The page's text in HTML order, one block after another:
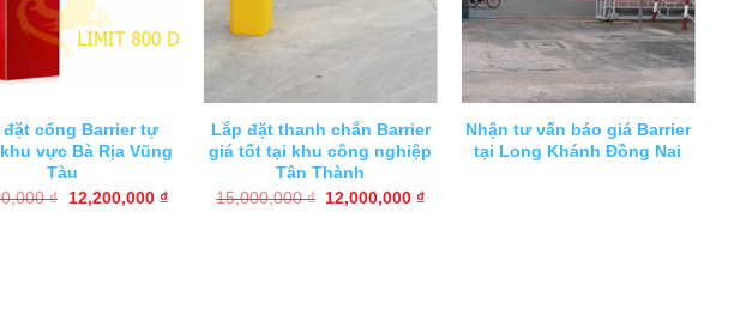
đặt cổng Barrier tự
vực Bà Rịa Vũng
Tàu
₫
Giá
12,200,000 ₫Giá
Lắp đặt thanh chắn Barrier
giá tốt tại khu công nghiệp
Tân Thành
15,000,000₫ Giá
12,000,000₫Giá
Nhận tư vấn báo giá Barrier
tại Long Khánh Đồng Nai